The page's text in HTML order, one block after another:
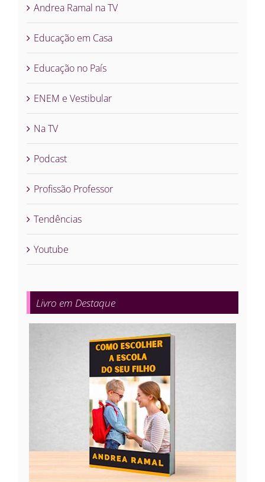
Andrea Ramal na TV
Educação em Casa
Educação no País
ENEM e Vestibular
Na TV
Podcast
Profissão Professor
Tendências
Youtube
Livro em Destaque